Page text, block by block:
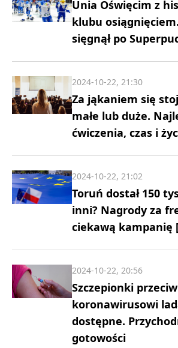
Unia Oświęcim z
klubu
sięgnął po
Za jąkaniem się
małe lub duże.
ćwiczenia, czas i
2024-10-22, 21:30
Toruń dostał 150
inni? Nagrody za
ciekawą kampanię
2024-10-22, 21:02
Szczepionki
koronawirusowi
dostępne.
gotowości
2024-10-22, 20:56